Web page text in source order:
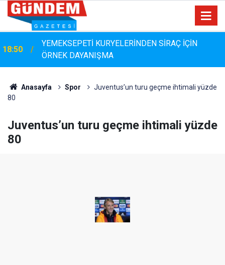
18:17
MHP Muğla İl Başkanı Emrah Oltulu Köyceğiz’de:
“Köyceğiz Mazeret Değil, Hizmet Bekliyor”
Anasayfa Spor
Juventus’un turu geçme ihtimali yüzde
80
Juventus’un turu geçme ihtimali yüzde
80